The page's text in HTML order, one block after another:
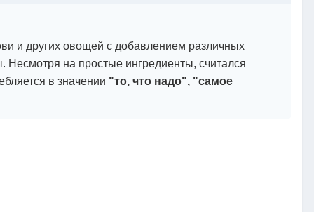
и других овощей с добавлением различных
Несмотря на простые ингредиенты, считался
в значении "то, что надо", "самое